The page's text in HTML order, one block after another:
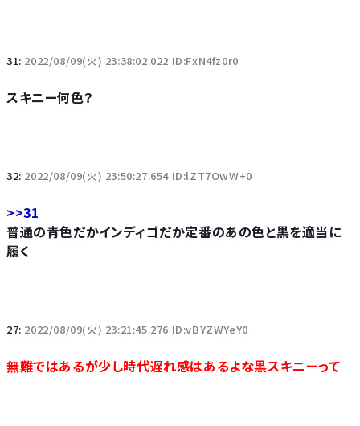
31: 2022/08/09(火) 23:38:02.022 ID:FxN4fz0r0
スキニー何色？
32: 2022/08/09(火) 23:50:27.654 ID:lZT7OwW+0
>>31
普通の青色だかインディゴだか定番のあの色と黒を適当に
履く
27: 2022/08/09(火) 23:21:45.276 ID:vBYZWYeY0
無難ではあるが少し時代遅れ感はあるよな黒スキニーって